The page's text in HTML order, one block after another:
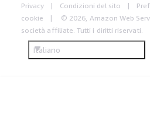
Privacy Condizioni del sito
cookie
© 2026, Amazon Web
società affiliate. Tutti i diritti riservati.
Italiano